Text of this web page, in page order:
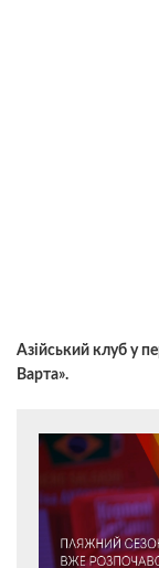
Азійський клуб у
Варта».